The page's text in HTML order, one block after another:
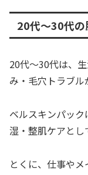
20代〜30代の
20代〜30代は、
み・毛穴トラブル
ベルスキンパッ
湿・整肌ケアとし
とくに、仕事やメ